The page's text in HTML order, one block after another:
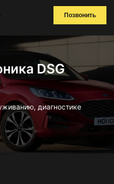
Позвонить
DSG
диагностике